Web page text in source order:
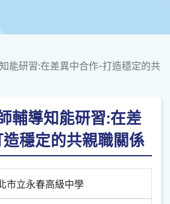
能研習:在差異中合作-打造穩定的共
輔導知能研習:在差
穩定的共親職關係
市立永春高級中學